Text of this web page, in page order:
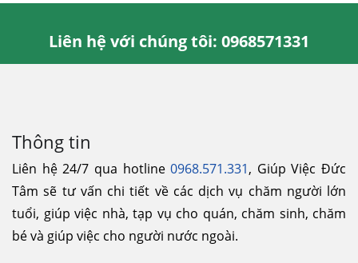
Liên hệ với chúng tôi: 0968571331
Thông tin
Liên hệ 24/7 qua hotline0968.571.331, Giúp Việc Đức
Tâm sẽ tư vấn chi tiết về các dịch vụ chăm người lớn
tuổi, giúp việc nhà, tạp vụ cho quán, chăm sinh, chăm
bé và giúp việc cho người nước ngoài.